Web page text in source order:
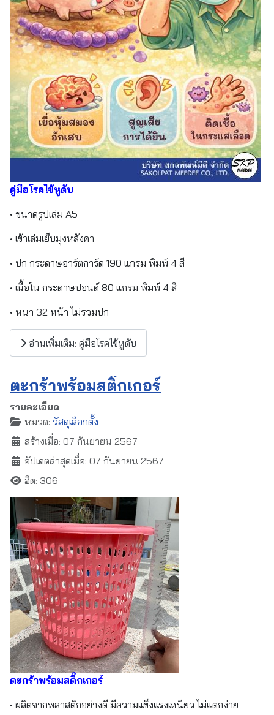
คู่มือโรคไข้หูดับ
• ขนาดรูปเล่ม A5
• เข้าเล่มเย็บมุงหลังคา
• ปก กระดาษอาร์ตการ์ด 190 แกรม พิมพ์ 4 สี
• เนื้อใน กระดาษปอนด์ 80 แกรม พิมพ์ 4 สี
• หนา 32 หน้า ไม่รวมปก
อ่านเพิ่มเติม: คู่มือโรคไข้หูดับ
ตะกร้าพร้อมสติ๊กเกอร์
รายละเอียด
หมวด: วัสดุเลือกตั้ง
สร้างเมื่อ: 07 กันยายน 2567
อัปเดตล่าสุดเมื่อ: 07 กันยายน 2567
ฮิต: 306
ตะกร้าพร้อมสติ๊กเกอร์
• ผลิตจากพลาสติกอย่างดี มีความแข็งแรงเหนียว ไม่แตกง่าย